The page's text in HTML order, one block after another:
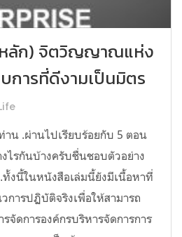
ลัก) จิตวิญญาณแห่ง
การที่ดีงามเป็นมิตร
น .ผ่านไปเรียบร้อยกับ 5 ตอน
ไรกันบ้างครับชื่นชอบตัวอย่าง
งนี้ในหนังสือเล่มนี้ยังมีเนื้อหาที่
การปฏิบัติจริงเพื่อให้สามารถ
จัดการองค์กรบริหารจัดการการ